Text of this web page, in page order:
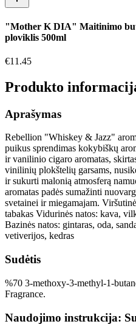
"Mother K DIA" Maitinimo
ploviklis 500ml
€11.45
Produkto
Aprašymas
Rebellion "Whiskey & Jazz"
puikus sprendimas kokybiškų
ir vanilinio cigaro aromatas,
vinilinių plokštelių garsams,
ir sukurti malonią atmosferą
aromatas padės sumažinti
svetainei ir miegamajam.
tabakas Vidurinės natos: kava,
Bazinės natos: gintaras, oda,
vetiverijos, kedras
Sudėtis
%70 3-methoxy-3-methyl-1-
Fragrance.
Naudojimo instrukcija: